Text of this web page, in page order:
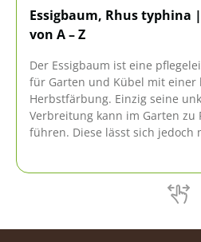
Essigbaum, Rhus typhina
von A – Z
Der Essigbaum ist eine
für Garten und Kübel mit einer
Herbstfärbung. Einzig seine
Verbreitung kann im Garten zu
führen. Diese lässt sich jedoch